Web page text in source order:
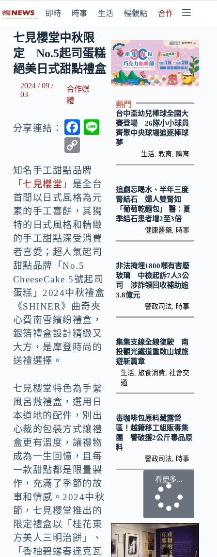
即時 時事 生活 暢觀點 合作媒體
七見櫻堂中秋限
定 No.5起司蛋糕
絕美日式甜點禮盒
2024 / 09 /
03
合作媒
體
分享連結：
F
b
o
o
k
p
y
Li
n
k
知名手工甜點品牌
「 七見櫻堂 」是全台
首間以日式風格為元
素的手工喜餅，其獨
特的日式風格和精緻
的手工甜點深受消費
者喜愛；超人氣起司
甜點品牌「No.5
CheeseCake 5號起司
蛋糕」2024中秋禮盒
《SHINER》曲奇夾
心費南雪繽紛禮盒，
銀箔禮盒設計精緻又
大方，是摩登時尚的
送禮選擇。
七見櫻堂特色為手繫
風呂敷禮盒，選用日
本道地的配件，別出
心裁的包裝方式讓禮
盒更有溫度，讓禮物
成為一生回憶，且每
一款甜點都是限量製
作，充滿了季節的故
事和情感。2024中秋
節，七見櫻堂推出的
限定禮盒以「桂花東
方美人三明治餅」、
「香柚碧螺春達克瓦
熱門
台中盃幼兒棒球全國大
賽登場 26隊小小球員
齊聚中央球場追逐棒球
夢
生活 ,教育 ,體育
追劇忘喝水、半年三度
腎結石 婦人雙腎如
「葡萄乾麵包」 醫：夏
季結石患者增2至3倍
健康醫藥 時事
非法掩埋1800噸有害廢
玻璃 中檢起訴7人3公
司 涉詐領回收補助逾
3.8億元
警政司法 時事
集集支線全線復駛 南
投觀光鐵道重啟山城旅
遊新篇章
生活, 旅食消費 社會交
通
毒咖啡包原料藏露營
區！越籍移工組販毒集
團 警破獲2公斤毒品原
料
警政司法 時事
看更多...